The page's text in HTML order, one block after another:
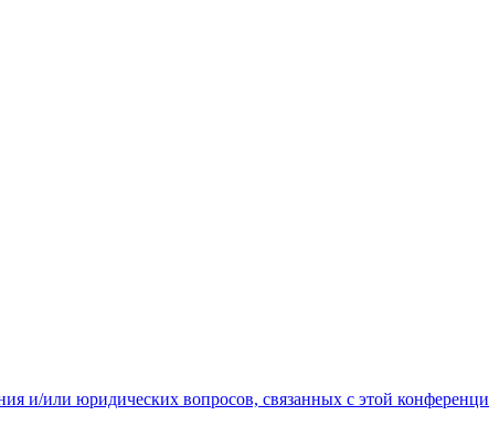
и/или юридических вопросов, связанных с этой